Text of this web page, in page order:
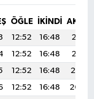
ÖĞLE İKINDI
12:52 16:48
20:11
12:52 16:48
20:11
12:52 16:48
20:10
12:52 16:48
20:09